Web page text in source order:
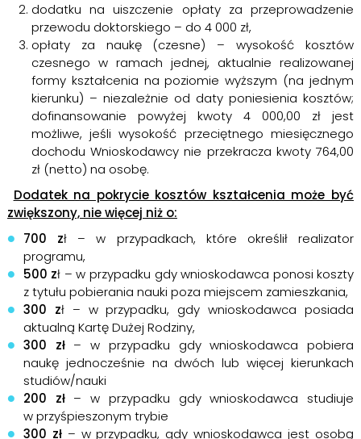
dodatku na uiszczenie opłaty za przeprowadzenie
przewodu doktorskiego – do 4 000 zł,
opłaty za naukę (czesne) – wysokość kosztów
czesnego w ramach jednej, aktualnie realizowanej
formy kształcenia na poziomie wyższym (na jednym
kierunku) – niezależnie od daty poniesienia kosztów;
dofinansowanie powyżej kwoty 4 000,00 zł jest
możliwe, jeśli wysokość przeciętnego miesięcznego
dochodu Wnioskodawcy nie przekracza kwoty 764,00
zł (netto) na osobę.
Dodatek na pokrycie kosztów kształcenia może być
zwiększony, nie więcej niż o:
700 zł – w przypadkach, które określił realizator
programu,
500 zł – w przypadku gdy wnioskodawca ponosi koszty
z tytułu pobierania nauki poza miejscem zamieszkania,
300 zł – w przypadku, gdy wnioskodawca posiada
aktualną Kartę Dużej Rodziny,
300 zł– w przypadku gdy wnioskodawca pobiera
naukę jednocześnie na dwóch lub więcej kierunkach
studiów/nauki
200 zł– w przypadku gdy wnioskodawca studiuje
w przyśpieszonym trybie
300 zł– w przypadku, gdy wnioskodawca jest osobą